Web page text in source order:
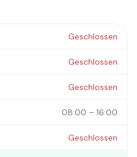
Geschlossen
Geschlossen
Geschlossen
08:00 – 16:00
Geschlossen